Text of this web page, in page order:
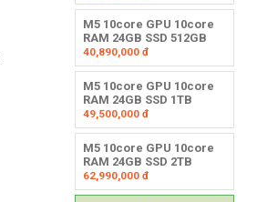
M5 10core GPU 10core
RAM 24GB SSD 512GB
40,890,000đ
M5 10core GPU 10core
RAM 24GB SSD 1TB
49,500,000đ
M5 10core GPU 10core
RAM 24GB SSD 2TB
62,990,000đ